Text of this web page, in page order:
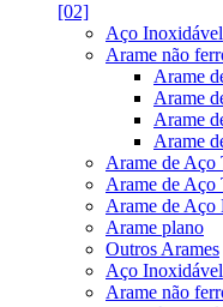
[02]
Aço Inoxidável
Arame não
Arame
Arame
Arame
Arame
Arame de
Arame de Aço
Arame de Aço
Arame plano
Outros Arames
Aço Inoxidável
Arame não